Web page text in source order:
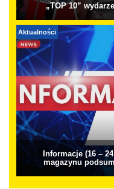
„TOP 10”
Aktualności
Informacje (16 –
magazynu